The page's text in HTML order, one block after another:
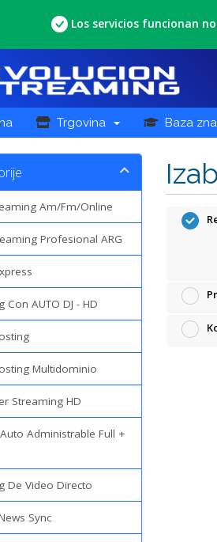
Los servicios funcionan
Trgovina Baza
Am/Fm/Online
Profesional ARG
Con AUTO DJ - HD
Multidominio
Streaming HD
Administrable Full +
De Video Directo
Sync